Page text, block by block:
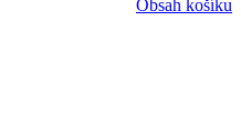
Obsah košíku